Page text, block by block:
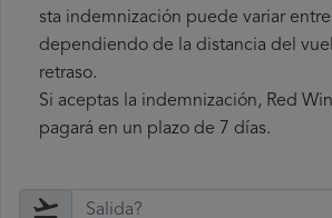
sta indemnización puede variar
dependiendo de la distancia del
retraso.
Si aceptas la indemnización, Red
pagará en un plazo de 7 días.